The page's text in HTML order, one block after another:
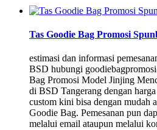
Tas Goodie Bag Promosi
estimasi dan informasi
BSD hubungi
Bag Promosi Model Jinjing
di BSD Tangerang dengan
custom kini bisa dengan mudah
Goodie Bag. Pemesanan pun
melalui email ataupun melalui